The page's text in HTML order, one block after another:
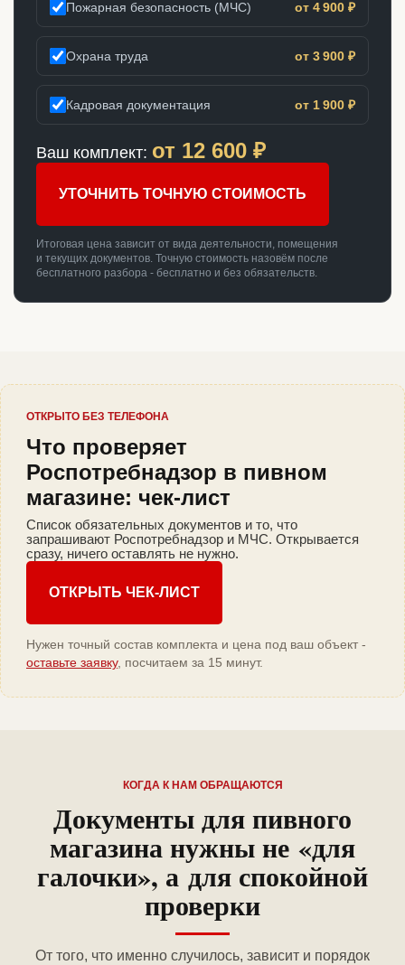
Пожарная безопасность (МЧС) от 4 900 ₽
Охрана труда от 3 900 ₽
Кадровая документация от 1 900 ₽
Ваш комплект: от 12 600 ₽
УТОЧНИТЬ ТОЧНУЮ СТОИМОСТЬ
Итоговая цена зависит от вида деятельности, помещения
и текущих документов. Точную стоимость назовём после
бесплатного разбора - бесплатно и без обязательств.
ОТКРЫТО БЕЗ ТЕЛЕФОНА
Что проверяет
Роспотребнадзор в пивном
магазине: чек-лист
Список обязательных документов и то, что
запрашивают Роспотребнадзор и МЧС. Открывается
сразу, ничего оставлять не нужно.
ОТКРЫТЬ ЧЕК-ЛИСТ
Нужен точный состав комплекта и цена под ваш объект -
оставьте заявку, посчитаем за 15 минут.
КОГДА К НАМ ОБРАЩАЮТСЯ
Документы для пивного
магазина нужны не «для
галочки», а для спокойной
проверки
От того, что именно случилось, зависит и порядок